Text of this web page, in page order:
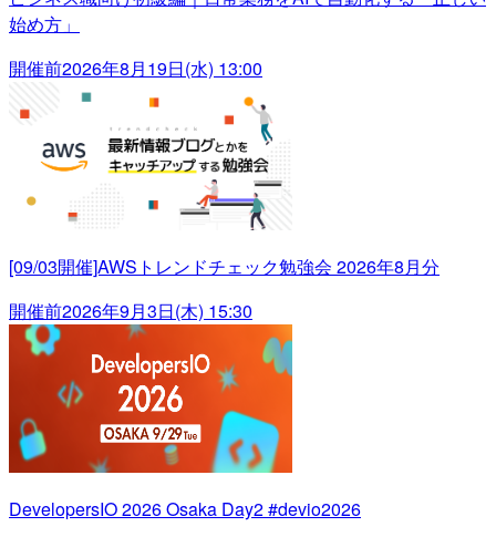
始め方」
開催前2026年8月19日(水) 13:00
[09/03開催]AWSトレンドチェック勉強会 2026年8月分
開催前2026年9月3日(木) 15:30
DevelopersIO 2026 Osaka Day2 #devio2026